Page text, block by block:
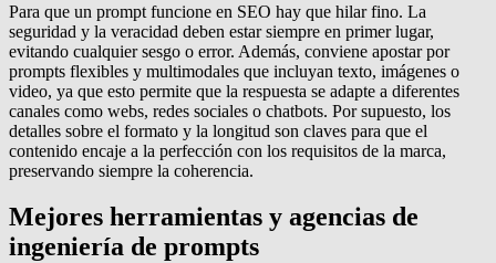
Para que un prompt funcione en SEO hay que hilar fino. La
seguridad y la veracidad deben estar siempre en primer lugar,
evitando cualquier sesgo o error. Además, conviene apostar por
prompts flexibles y multimodales que incluyan texto, imágenes o
video, ya que esto permite que la respuesta se adapte a diferentes
canales como webs, redes sociales o chatbots. Por supuesto, los
detalles sobre el formato y la longitud son claves para que el
contenido encaje a la perfección con los requisitos de la marca,
preservando siempre la coherencia.
Mejores herramientas y agencias de
ingeniería de prompts